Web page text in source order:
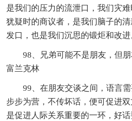
是我们的压力的流泄口，我们灾
犹疑时的商议者，是我们脑子的
发口，也是我们沉思的锻炬和改
98、兄弟可能不是朋友，但
富兰克林
99、在朋友交谈之间，语言
步步为营，不传坏话，便可促进
是促进人际关系重要的一环，好